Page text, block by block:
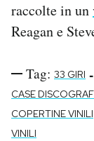
raccolte in un
Reagan e
Tag: 33 GIRI -
CASE
COPERTINE VINILI
VINILI